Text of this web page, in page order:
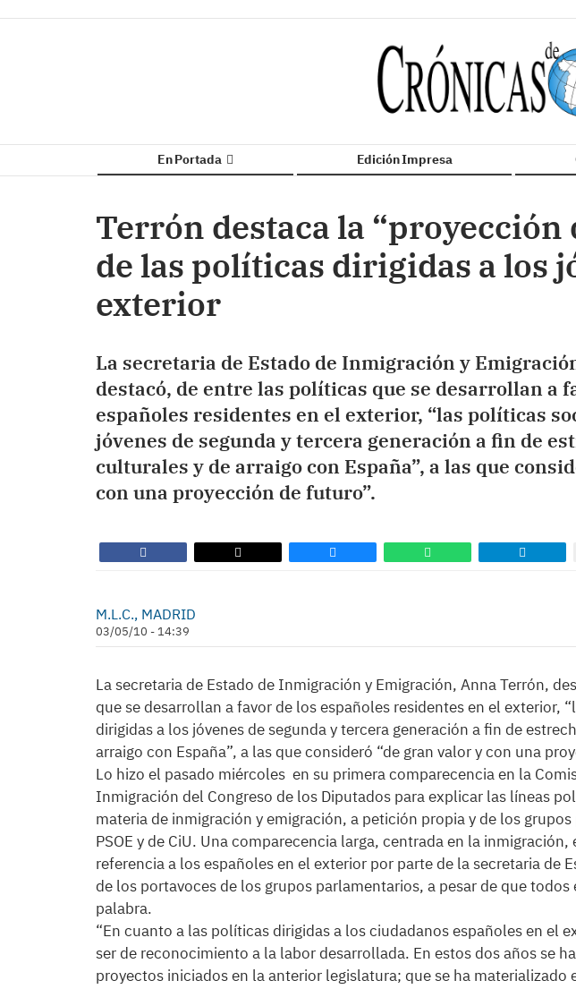
En Portada Edición Impresa
Terrón destaca la “proyección
de las políticas dirigidas a los
exterior
La secretaria de Estado de Inmigración y
destacó, de entre las políticas que se desarrollan a
españoles residentes en el exterior, “las políticas
jóvenes de segunda y tercera generación a fin de
culturales y de arraigo con España”, a las que
con una proyección de futuro”.
M.L.C., MADRID
03/05/10 - 14:39
La secretaria de Estado de Inmigración y Emigración, Anna Terrón,
que se desarrollan a favor de los españoles residentes en el exterior,
dirigidas a los jóvenes de segunda y tercera generación a fin de
arraigo con España”, a las que consideró “de gran valor y con una
Lo hizo el pasado miércoles en su primera comparecencia en la
Inmigración del Congreso de los Diputados para explicar las líneas
materia de inmigración y emigración, a petición propia y de los
PSOE y de CiU. Una comparecencia larga, centrada en la
referencia a los españoles en el exterior por parte de la secretaria de
de los portavoces de los grupos parlamentarios, a pesar de que
palabra.
“En cuanto a las políticas dirigidas a los ciudadanos españoles en el
ser de reconocimiento a la labor desarrollada. En estos dos años se
proyectos iniciados en la anterior legislatura; que se ha materializado